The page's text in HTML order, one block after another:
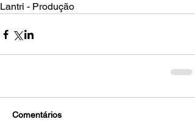
Lantri - Produção
Comentários